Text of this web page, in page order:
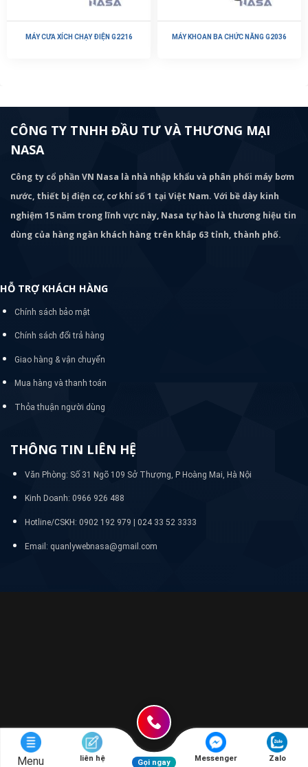
MÁY CƯA XÍCH CHẠY ĐIỆN G2216 MÁY KHOAN BA CHỨC NĂNG G2036
CÔNG TY TNHH ĐẦU TƯ VÀ THƯƠNG MẠI
NASA
Công ty cổ phần VN Nasa là nhà nhập khẩu và phân phối máy bơm
nước, thiết bị điện cơ, cơ khí số 1 tại Việt Nam. Với bề dày kinh
nghiệm 15 năm trong lĩnh vực này, Nasa tự hào là thương hiệu tin
dùng của hàng ngàn khách hàng trên khắp 63 tỉnh, thành phố.
HỖ TRỢ KHÁCH HÀNG
Chính sách bảo mật
Chính sách đổi trả hàng
Giao hàng & vận chuyển
Mua hàng và thanh toán
Thỏa thuận người dùng
THÔNG TIN LIÊN HỆ
Văn Phòng: Số 31 Ngõ 109 Sở Thượng, P Hoàng Mai, Hà Nội
Kinh Doanh: 0966 926 488
Hotline/CSKH: 0902 192 979 | 024 33 52 3333
Email: quanlywebnasa@gmail.com
Menu liên hệ Gọi ngay Messenger Zalo